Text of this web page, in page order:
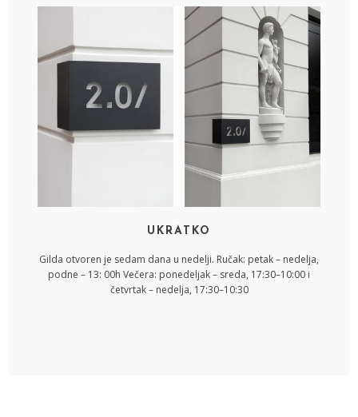
UKRATKO
Gilda otvoren je sedam dana u nedelji. Ručak: petak – nedelja,
podne – 13: 00h Večera: ponedeljak – sreda, 17:30–10:00 i
četvrtak – nedelja, 17:30–10:30